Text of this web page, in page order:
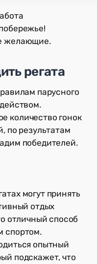
желающие.
регата
парусного
количество гонок
по результатам
победителей.
могут принять
отдых
отличный способ
спортом.
опытный
подскажет, что